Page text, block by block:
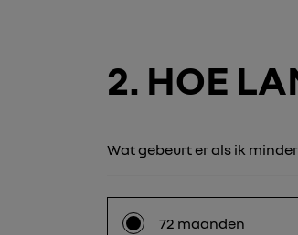
2 HOE
Wat gebeurt er als ik
72 maanden